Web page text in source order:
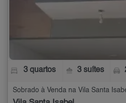
3 quartos 3 suítes
Sobrado à Venda na Vila Santa